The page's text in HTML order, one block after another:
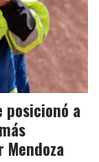
posicionó a